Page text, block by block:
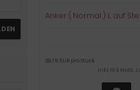
Anker ( Normal ) L auf
29,75 EUR pro Stück
inkl. 19 % MwSt.